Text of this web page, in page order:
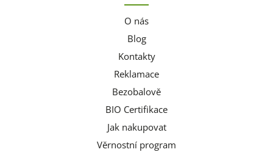
O nás
Blog
Kontakty
Reklamace
Bezobalově
BIO Certifikace
Jak nakupovat
Věrnostní program